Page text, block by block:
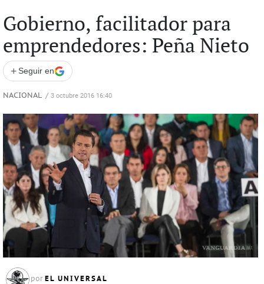
Gobierno, facilitador para
emprendedores: Peña Nieto
+ Seguir en
NACIONAL / 3 octubre 2016 16:40
por EL UNIVERSAL